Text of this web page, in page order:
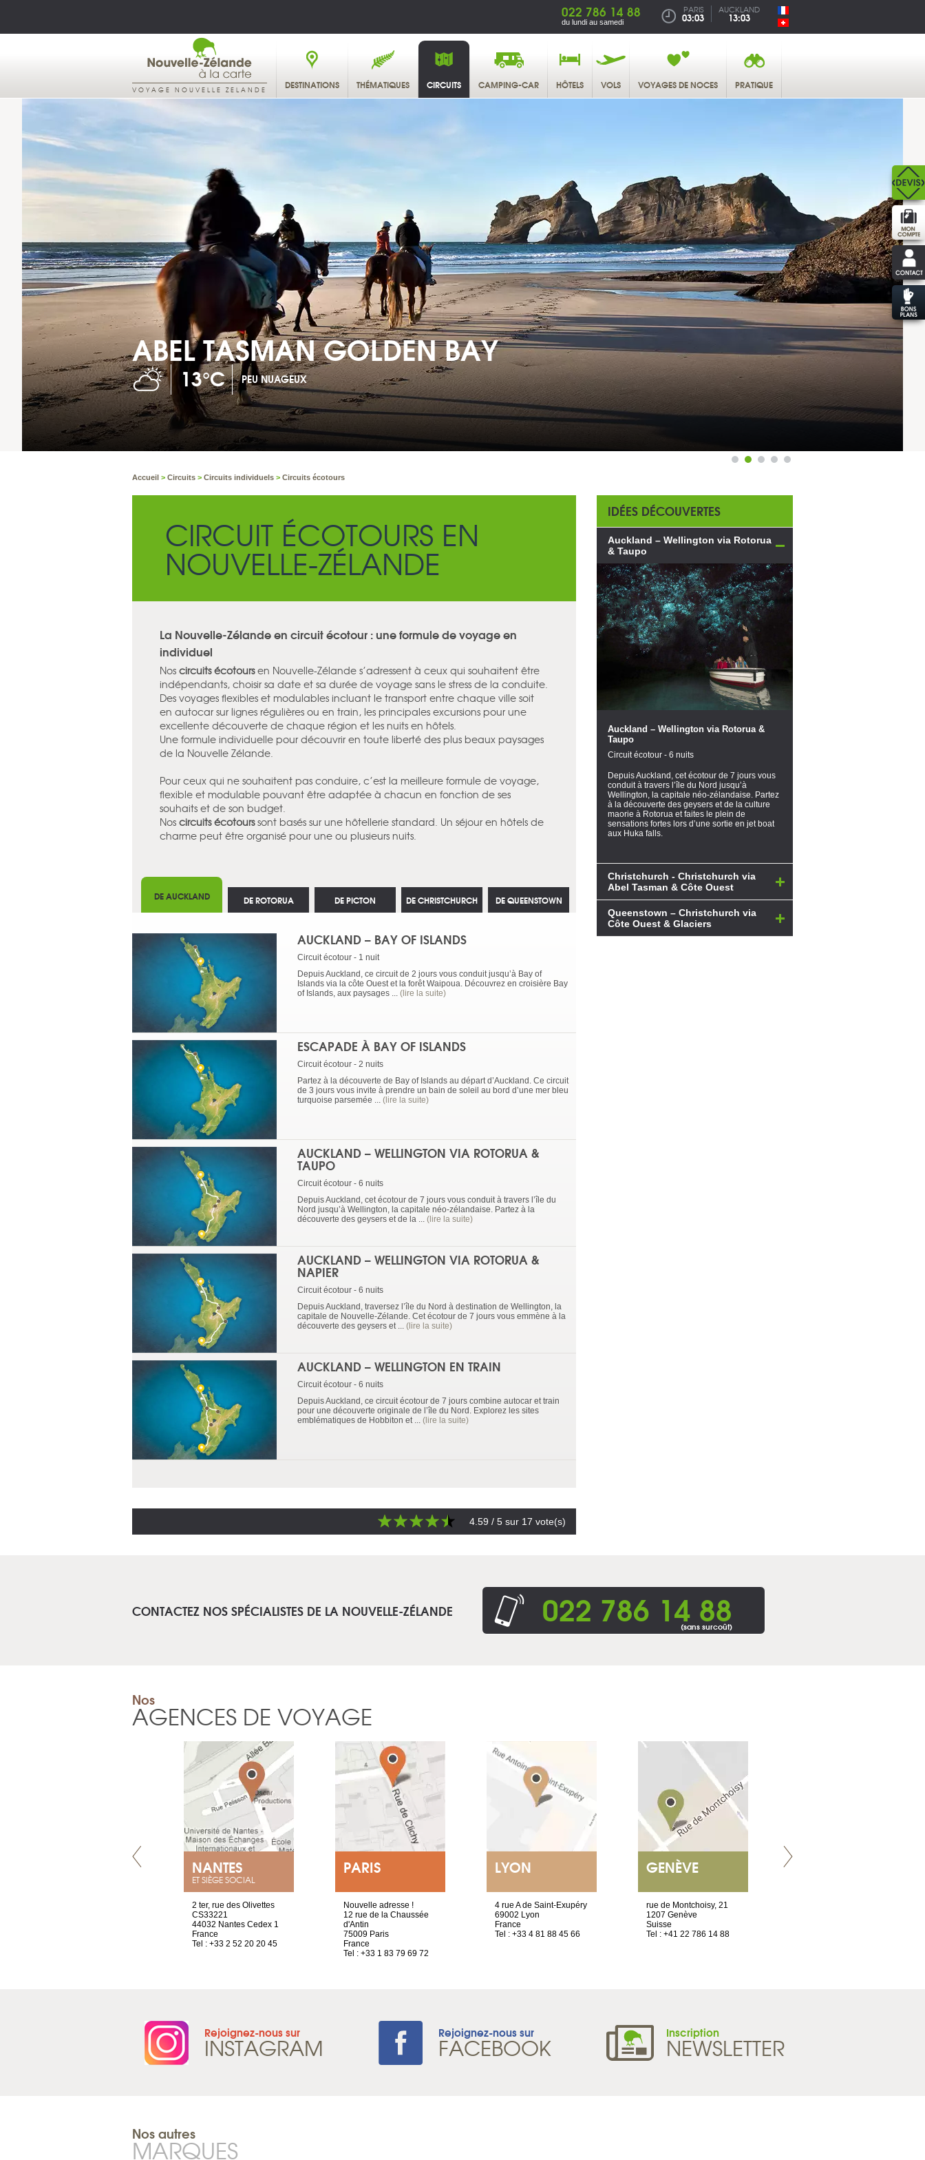
022 786 14 88
du lundi au samedi
PARIS
03:03
AUCKLAND
13:03
VOYAGE NOUVELLE ZELANDE DESTINATIONS THÉMATIQUES CIRCUITS CAMPING-CAR HÔTELS VOLS VOYAGES DE NOCES PRATIQUE
ABEL TASMAN GOLDEN BAY
13°C PEU NUAGEUX
Accueil > Circuits > Circuits individuels > Circuits écotours
CIRCUIT ÉCOTOURS EN
NOUVELLE-ZÉLANDE
La Nouvelle-Zélande en circuit écotour : une formule de voyage en
individuel
Nos circuits écotoursen Nouvelle-Zélande s’adressent à ceux qui souhaitent être
indépendants, choisir sa date et sa durée de voyage sans le stress de la conduite.
Des voyages flexibles et modulables incluant le transport entre chaque ville soit
en autocar sur lignes régulières ou en train, les principales excursions pour une
excellente découverte de chaque région et les nuits en hôtels.
Une formule individuelle pour découvrir en toute liberté des plus beaux paysages
de la Nouvelle Zélande.
Pour ceux qui ne souhaitent pas conduire, c’est la meilleure formule de voyage,
flexible et modulable pouvant être adaptée à chacun en fonction de ses
souhaits et de son budget.
Nos circuits écotourssont basés sur une hôtellerie standard. Un séjour en hôtels de
charme peut être organisé pour une ou plusieurs nuits.
DE AUCKLAND
AUCKLAND – BAY OF ISLANDS
Circuit écotour - 1 nuit
Depuis Auckland, ce circuit de 2 jours vous conduit jusqu’à Bay of
Islands via la côte Ouest et la forêt Waipoua. Découvrez en croisière Bay
of Islands, aux paysages ... (lire la suite)
ESCAPADE À BAY OF ISLANDS
Circuit écotour - 2 nuits
Partez à la découverte de Bay of Islands au départ d’Auckland. Ce circuit
de 3 jours vous invite à prendre un bain de soleil au bord d’une mer bleu
turquoise parsemée ... (lire la suite)
AUCKLAND – WELLINGTON VIA ROTORUA &
TAUPO
Circuit écotour - 6 nuits
Depuis Auckland, cet écotour de 7 jours vous conduit à travers l’île du
Nord jusqu’à Wellington, la capitale néo-zélandaise. Partez à la
découverte des geysers et de la ... (lire la suite)
AUCKLAND – WELLINGTON VIA ROTORUA &
NAPIER
Circuit écotour - 6 nuits
Depuis Auckland, traversez l’île du Nord à destination de Wellington, la
capitale de Nouvelle-Zélande. Cet écotour de 7 jours vous emmène à la
découverte des geysers et ... (lire la suite)
AUCKLAND – WELLINGTON EN TRAIN
Circuit écotour - 6 nuits
Depuis Auckland, ce circuit écotour de 7 jours combine autocar et train
pour une découverte originale de l’île du Nord. Explorez les sites
emblématiques de Hobbiton et ... (lire la suite)
DE ROTORUA DE PICTON DE CHRISTCHURCH DE QUEENSTOWN
4.59 / 5 sur 17 vote(s)
IDÉES DÉCOUVERTES
Auckland – Wellington via Rotorua
& Taupo
Auckland – Wellington via Rotorua &
Taupo
Circuit écotour - 6 nuits
Depuis Auckland, cet écotour de 7 jours vous
conduit à travers l’île du Nord jusqu’à
Wellington, la capitale néo-zélandaise. Partez
à la découverte des geysers et de la culture
maorie à Rotorua et faites le plein de
sensations fortes lors d’une sortie en jet boat
aux Huka falls.
Christchurch - Christchurch via
Abel Tasman & Côte Ouest
Queenstown – Christchurch via
Côte Ouest & Glaciers
CONTACTEZ NOS SPÉCIALISTES DE LA NOUVELLE-ZÉLANDE 022 786 14 88
(sans surcoût)
Nos
AGENCES DE VOYAGE
NANTES
ET SIÈGE SOCIAL
2 ter, rue des Olivettes
CS33221
44032 Nantes Cedex 1
France
Tel : +33 2 52 20 20 45
PARIS
Nouvelle adresse !
12 rue de la Chaussée
d'Antin
75009 Paris
France
Tel : +33 1 83 79 69 72
LYON
4 rue A de Saint-Exupéry
69002 Lyon
France
Tel : +33 4 81 88 45 66
GENÈVE
rue de Montchoisy, 21
1207 Genève
Suisse
Tel : +41 22 786 14 88
Rejoignez-nous sur
INSTAGRAM Rejoignez-nous sur
FACEBOOK Inscription
NEWSLETTER
Nos autres
MARQUES